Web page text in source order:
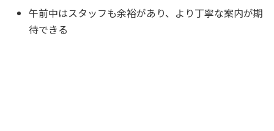
午前中はスタッフも余裕があり、より丁寧な案内が期
待できる